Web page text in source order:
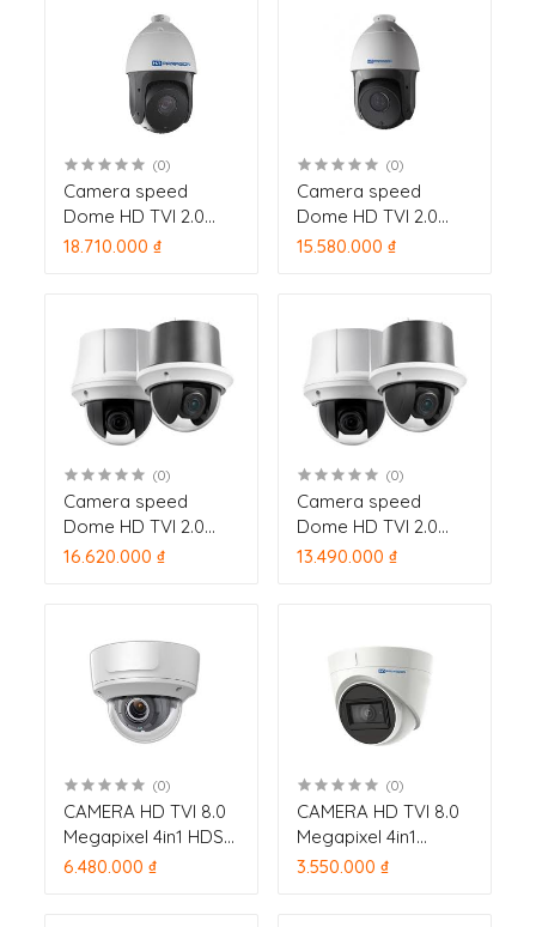
ngoại 150m
ngoại 150m
(0)
Camera speed
Dome HD TVI 2.0
Megapixel
zoom 25x, hồng
18.710.000 ₫
(0)
Camera speed
Dome HD TVI 2.0
Megapixel
zoom 15x, hồng
ngoại 100m, tên miền
miễn phí
15.580.000 ₫
(0)
Camera speed
Dome HD TVI 2.0
Megapixel
16.620.000 ₫
(0)
Camera speed
Dome HD TVI 2.0
Megapixel
13.490.000 ₫
(0)
CAMERA HD TVI 8.0
Megapixel 4in1 HDS-
5899TVI-IRZ6F ,
6.480.000 ₫
(0)
CAMERA HD TVI 8.0
Megapixel 4in1
HDPARAGON HDS-
3.550.000 ₫